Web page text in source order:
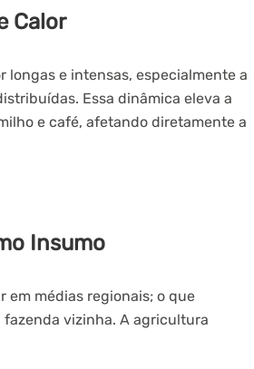
Calor
longas e intensas, especialmente a
Essa dinâmica eleva a
e café, afetando diretamente a
Insumo
em médias regionais; o que
vizinha. A agricultura